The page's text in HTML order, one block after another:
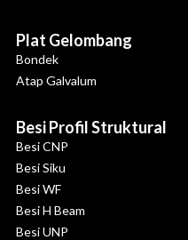
Plat Gelombang
Bondek
Atap Galvalum
Besi Profil Struktural
Besi CNP
Besi Siku
Besi WF
Besi H Beam
Besi UNP